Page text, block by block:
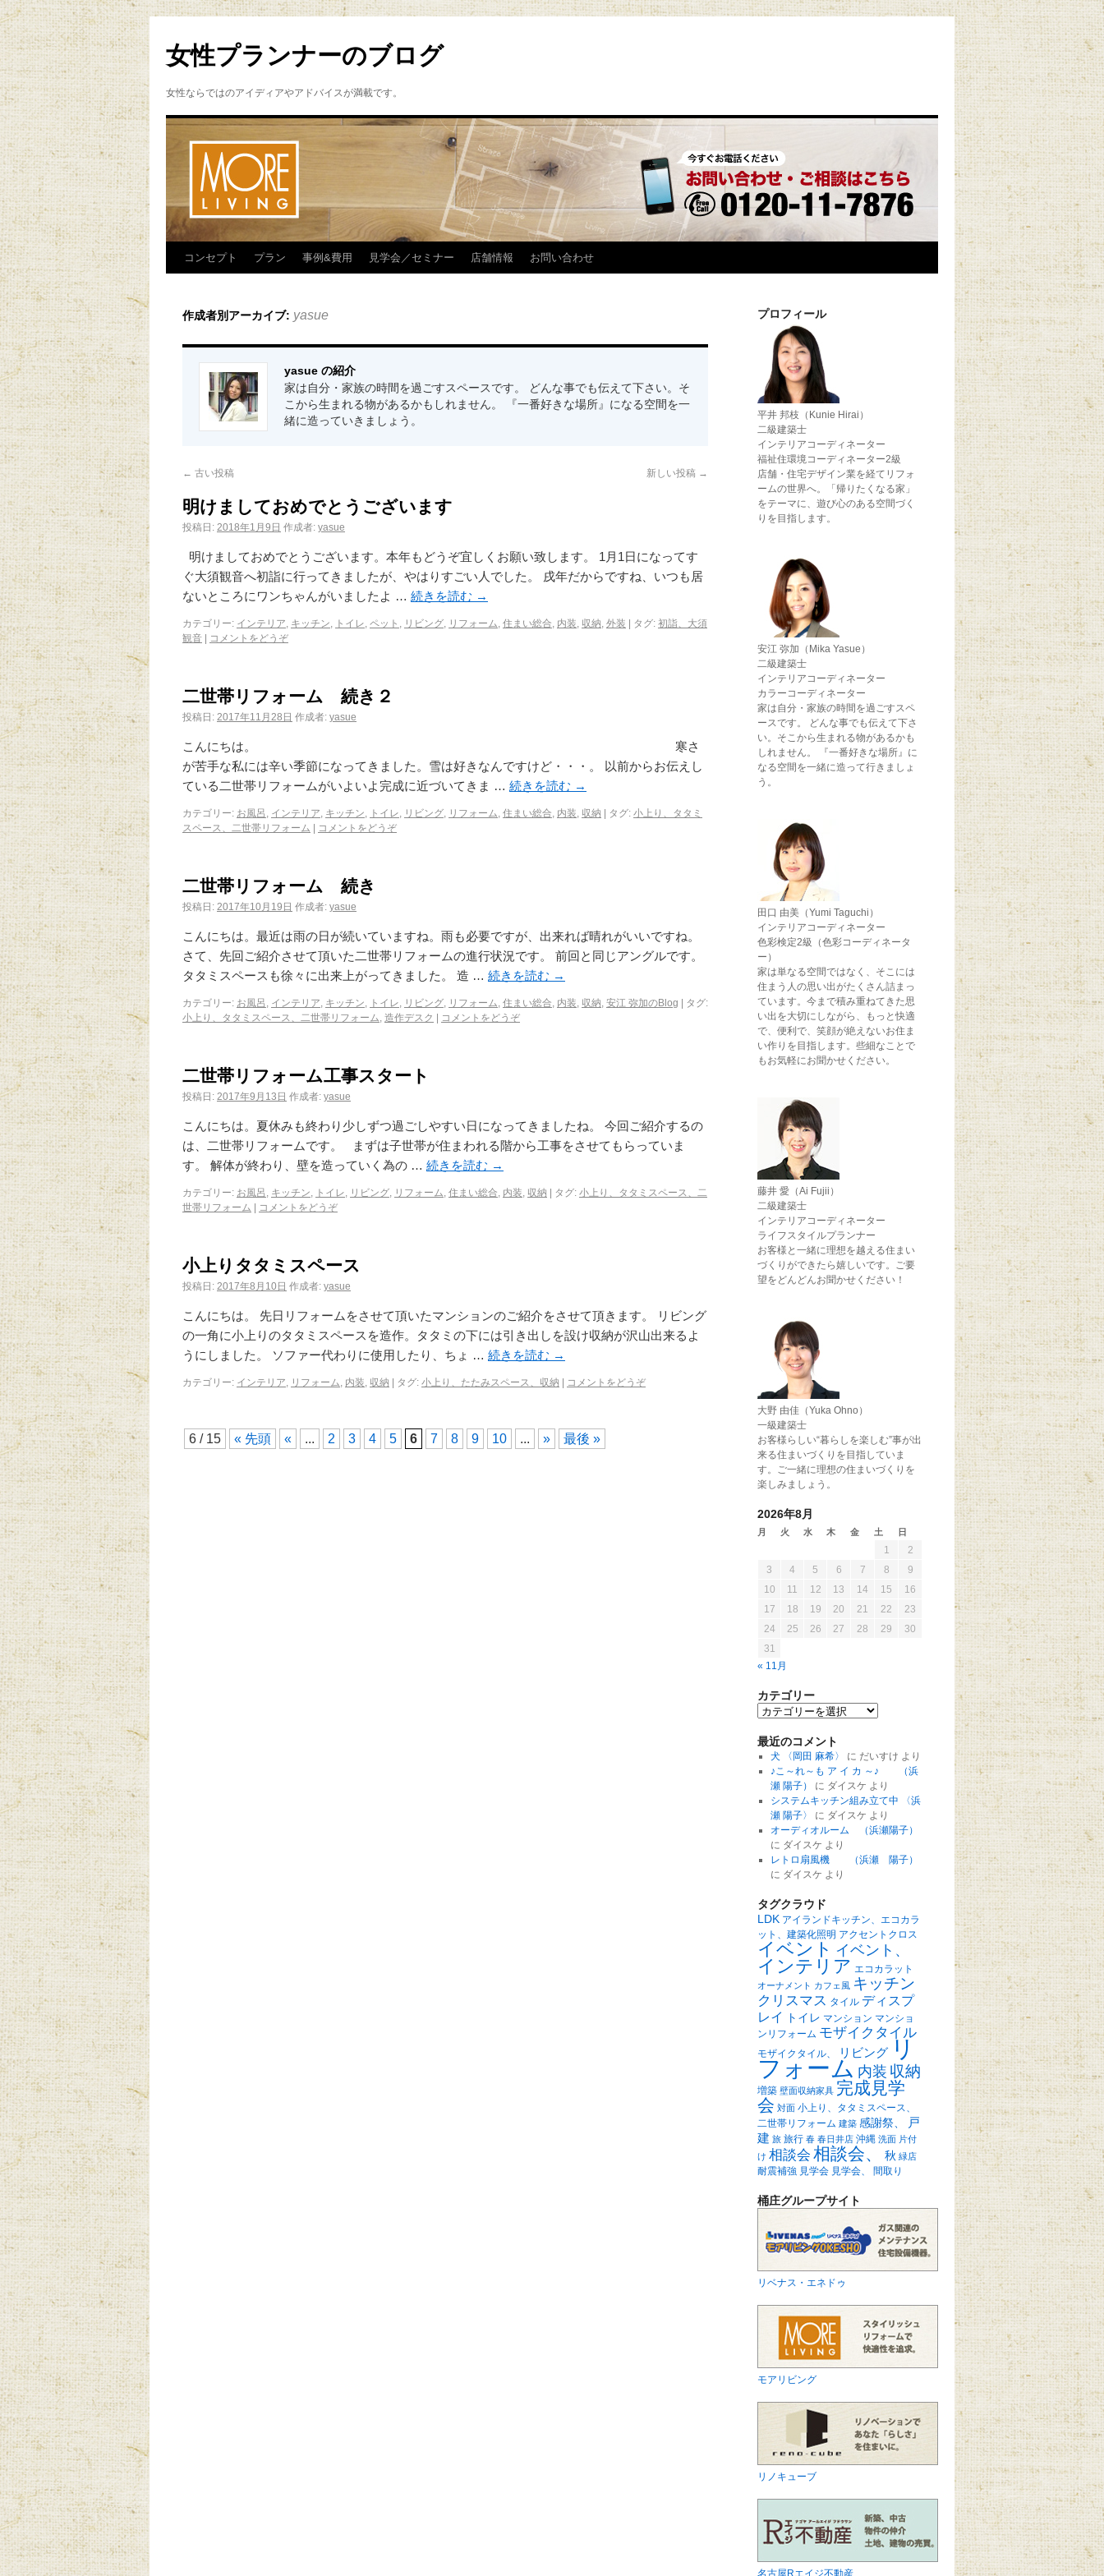
女性プランナーのブログ
女性ならではのアイディアやアドバイスが満載です。
コンセプト プラン 事例&費用 見学会／セミナー 店舗情報 お問い合わせ
作成者別アーカイブ: yasue
yasue の紹介
家は自分・家族の時間を過ごすスペースです。 どんな事でも伝えて下さい。そ
こから生まれる物があるかもしれません。 『一番好きな場所』になる空間を一
緒に造っていきましょう。
← 古い投稿 新しい投稿 →
明けましておめでとうございます
投稿日: 2018年1月9日 作成者: yasue
明けましておめでとうございます。本年もどうぞ宜しくお願い致します。 1月1日になってす
ぐ大須観音へ初詣に行ってきましたが、やはりすごい人でした。 戌年だからですね、いつも居
ないところにワンちゃんがいましたよ … 続きを読む →
カテゴリー: インテリア, キッチン, トイレ, ペット , リビング, リフォーム, 住まい総合, 内装, 収納, 外装 タグ: 初詣、大須
観音
コメントをどうぞ
二世帯リフォーム 続き２
投稿日: 2017年11月28日 作成者: yasue
こんにちは。 寒さ
が苦手な私には辛い季節になってきました。雪は好きなんですけど・・・。 以前からお伝えし
ている二世帯リフォームがいよいよ完成に近づいてきま … 続きを読む →
カテゴリー: お風呂 , インテリア, キッチン, トイレ, リビング, リフォーム, 住まい総合, 内装, 収納 タグ: 小上り、タタミ
スペース、二世帯リフォーム
コメントをどうぞ
二世帯リフォーム 続き
投稿日: 2017年10月19日 作成者: yasue
こんにちは。最近は雨の日が続いていますね。雨も必要ですが、出来れば晴れがいいですね。
さて、先回ご紹介させて頂いた二世帯リフォームの進行状況です。 前回と同じアングルです。
タタミスペースも徐々に出来上がってきました。 造 … 続きを読む →
カテゴリー: お風呂 , インテリア, キッチン, トイレ, リビング, リフォーム, 住まい総合, 内装, 収納, 安江 弥加のBlog
タグ:
小上り、タタミスペース、二世帯リフォーム, 造作デスク コメントをどうぞ
二世帯リフォーム工事スタート
投稿日: 2017年9月13日 作成者: yasue
こんにちは。夏休みも終わり少しずつ過ごしやすい日になってきましたね。 今回ご紹介するの
は、二世帯リフォームです。 まずは子世帯が住まわれる階から工事をさせてもらっていま
す。 解体が終わり、壁を造っていく為の … 続きを読む →
カテゴリー: お風呂 , キッチン, トイレ, リビング, リフォーム, 住まい総合, 内装, 収納 タグ: 小上り、タタミスペース、二
世帯リフォーム
コメントをどうぞ
小上りタタミスペース
投稿日: 2017年8月10日 作成者: yasue
こんにちは。 先日リフォームをさせて頂いたマンションのご紹介をさせて頂きます。 リビング
の一角に小上りのタタミスペースを造作。タタミの下には引き出しを設け収納が沢山出来るよ
うにしました。 ソファー代わりに使用したり、ちょ … 続きを読む →
カテゴリー: インテリア, リフォーム, 内装, 収納 タグ: 小上り、たたみスペース、収納 コメントをどうぞ
6 / 15 « 先頭 « ... 2 3 4 5 6 7 8 9 10 ... » 最後 »
プロフィール
平井 邦枝（Kunie Hirai）
二級建築士
インテリアコーディネーター
福祉住環境コーディネーター2級
店舗・住宅デザイン業を経てリフォ
ームの世界へ。「帰りたくなる家」
をテーマに、遊び心のある空間づく
りを目指します。
安江 弥加（Mika Yasue）
二級建築士
インテリアコーディネーター
カラーコーディネーター
家は自分・家族の時間を過ごすスペ
ースです。 どんな事でも伝えて下さ
い。そこから生まれる物があるかも
しれません。 『一番好きな場所』に
なる空間を一緒に造って行きましょ
う。
田口 由美（Yumi Taguchi）
インテリアコーディネーター
色彩検定2級（色彩コーディネータ
ー）
家は単なる空間ではなく、そこには
住まう人の思い出がたくさん詰まっ
ています。今まで積み重ねてきた思
い出を大切にしながら、もっと快適
で、便利で、笑顔が絶えないお住ま
い作りを目指します。些細なことで
もお気軽にお聞かせください。
藤井 愛（Ai Fujii）
二級建築士
インテリアコーディネーター
ライフスタイルプランナー
お客様と一緒に理想を越える住まい
づくりができたら嬉しいです。ご要
望をどんどんお聞かせください！
大野 由佳（Yuka Ohno）
一級建築士
お客様らしい“暮らしを楽しむ”事が出
来る住まいづくりを目指していま
す。ご一緒に理想の住まいづくりを
楽しみましょう。
2026年8月
月 火 水 木 金 土 日
« 11月
1
2
3
4 5 6 7 8
9
10
11 12 13 14 15
16
17
18 19 20 21 22
23
24
25 26 27 28 29
30
31
カテゴリー
最近のコメント
犬 〈岡田 麻希〉 に だいすけ より
♪こ～れ～も ア イ カ ～♪ （浜
瀬 陽子）
に ダイスケ より
システムキッチン組み立て中 〈浜
瀬 陽子〉
に ダイスケ より
オーディオルーム （浜瀬陽子）
に ダイスケ より
レトロ扇風機 （浜瀬 陽子）
に ダイスケ より
タグクラウド
LDK アイランドキッチン、エコカラ
ット、建築化照明 アクセントクロス
イベント イベント、
インテリア エコカラット
オーナメント カフェ風 キッチン
クリスマス タイル ディスプ
レイ
トイレ マンション マンショ
ンリフォーム モザイクタイル
モザイクタイル、 リビング リ
フォーム 内装 収納
増築 壁面収納家具 完成見学
会 対面 小上り、タタミスペース、
二世帯リフォーム 建築 感謝祭、
戸
建 旅 旅行 春 春日井店 沖縄 洗面 片付
け 相談会 相談会、 秋 緑店
耐震補強 見学会 見学会、 間取り
桶庄グループサイト
リベナス・エネドゥ
モアリビング
リノキューブ
名古屋Rエイジ不動産